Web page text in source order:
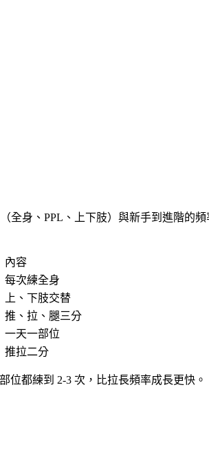
全身、PPL、上下肢）與新手到進階的頻
內容
每次練全身
上、下肢交替
推、拉、腿三分
一天一部位
推拉二分
都練到 2-3 次，比拉長頻率成長更快。